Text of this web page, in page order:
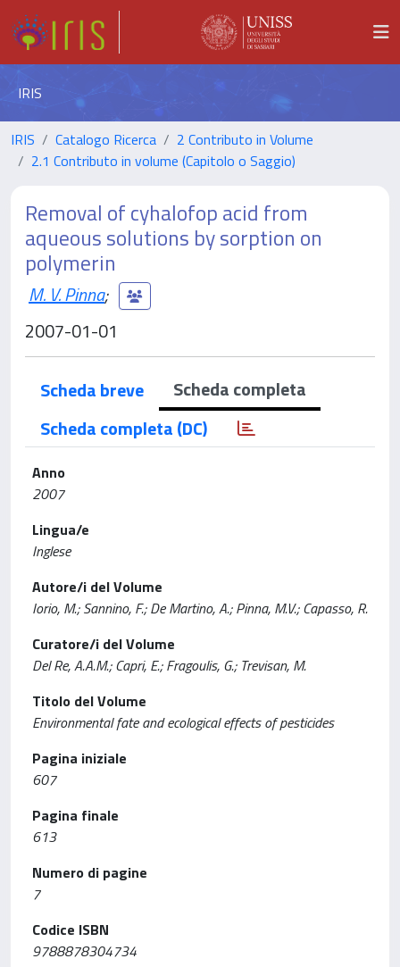
IRIS
IRIS Catalogo Ricerca
2 Contributo in Volume
2.1 Contributo in volume (Capitolo o Saggio)
Removal of cyhalofop acid from
aqueous solutions by sorption on
polymerin
M. V. Pinna;
2007-01-01
Scheda breve
Scheda completa
Scheda completa (DC)
Anno
2007
Lingua/e
Inglese
Autore/i del Volume
Iorio, M.; Sannino, F.; De Martino, A.; Pinna, M.V.; Capasso, R.
Curatore/i del Volume
Del Re, A.A.M.; Capri, E.; Fragoulis, G.; Trevisan, M.
Titolo del Volume
Environmental fate and ecological effects of pesticides
Pagina iniziale
607
Pagina finale
613
Numero di pagine
7
Codice ISBN
9788878304734